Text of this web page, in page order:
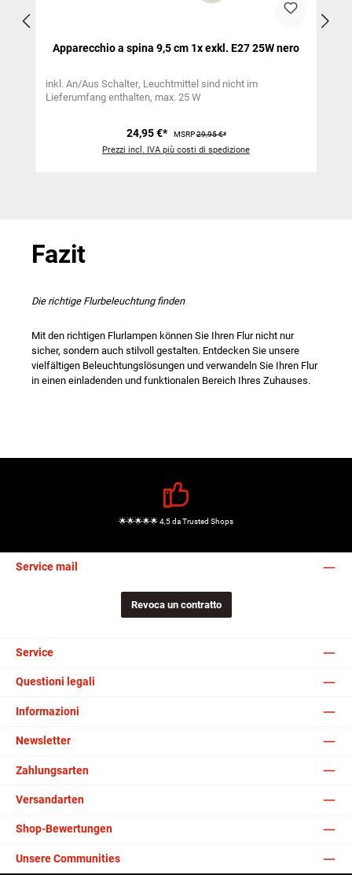
Apparecchio a spina 9,5 cm 1x exkl. E27 25W nero
inkl. An/Aus Schalter Leuchtmittel sind nicht im
Lieferumfang enthalten max. 25 W
24,95 €* MSRP29,95 €*
Prezzi incl. IVA più costi di spedizione
Fazit
Die richtige Flurbeleuchtung finden
Mit den richtigen Flurlampen können Sie Ihren Flur nicht nur
sicher, sondern auch stilvoll gestalten. Entdecken Sie unsere
vielfältigen Beleuchtungslösungen und verwandeln Sie Ihren Flur
in einen einladenden und funktionalen Bereich Ihres Zuhauses.
🌟🌟🌟🌟🌟 4,5 da Trusted Shops
Service mail
Revoca un contratto
Service
Questioni legali
Informazioni
Newsletter
Zahlungsarten
Versandarten
Shop-Bewertungen
Unsere Communities